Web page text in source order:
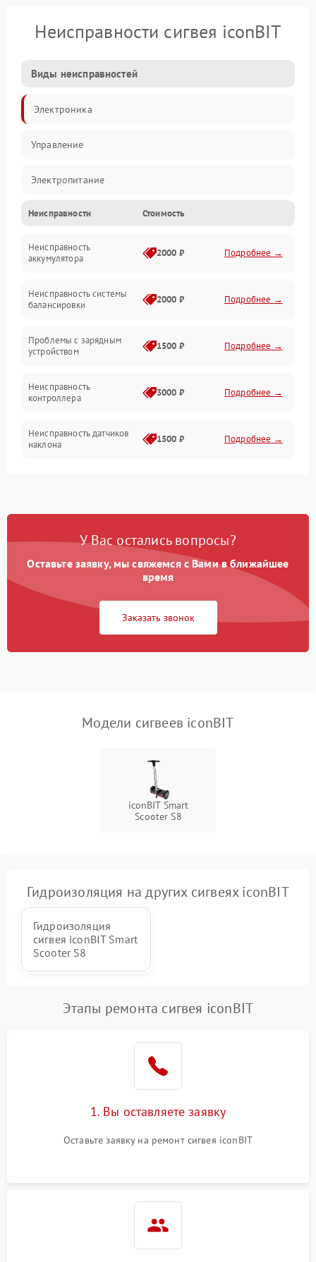
Неисправности сигвея iconBIT
Виды неисправностей
Электроника
Управление
Электропитание
Балансировка
Механические повреждения
Неисправности Стоимость
Неисправность
аккумулятора
2000 ₽ Подробнее →
Неисправность системы
балансировки
2000 ₽ Подробнее →
Проблемы с зарядным
устройством
1500 ₽ Подробнее →
Неисправность
контроллера
3000 ₽ Подробнее →
Неисправность датчиков
наклона
1500 ₽ Подробнее →
Неисправность разъемов
500 ₽ Подробнее →
Повреждение внутренних
500 ₽ Подробнее →
У Вас остались вопросы?
Оставьте заявку, мы свяжемся с Вами в ближайшее
время
Заказать звонок
Модели сигвеев iconBIT
iconBIT Smart
Scooter S8
Гидроизоляция на других сигвеях iconBIT
Гидроизоляция
сигвея iconBIT Smart
Scooter S8
Этапы ремонта сигвея iconBIT
1. Вы оставляете заявку
Оставьте заявку на ремонт сигвея iconBIT